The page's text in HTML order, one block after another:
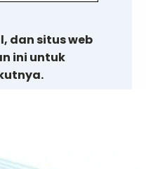
dan situs web
ini untuk